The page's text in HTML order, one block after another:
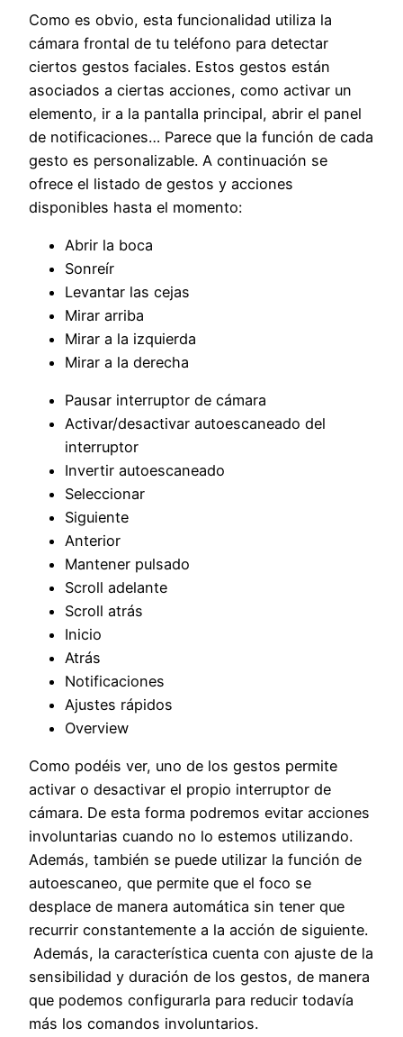
Como es obvio, esta funcionalidad utiliza la
cámara frontal de tu teléfono para detectar
ciertos gestos faciales. Estos gestos están
asociados a ciertas acciones, como activar un
elemento, ir a la pantalla principal, abrir el panel
de notificaciones… Parece que la función de cada
gesto es personalizable. A continuación se
ofrece el listado de gestos y acciones
disponibles hasta el momento:
Abrir la boca
Sonreír
Levantar las cejas
Mirar arriba
Mirar a la izquierda
Mirar a la derecha
Pausar interruptor de cámara
Activar/desactivar autoescaneado del
interruptor
Invertir autoescaneado
Seleccionar
Siguiente
Anterior
Mantener pulsado
Scroll adelante
Scroll atrás
Inicio
Atrás
Notificaciones
Ajustes rápidos
Overview
Como podéis ver, uno de los gestos permite
activar o desactivar el propio interruptor de
cámara. De esta forma podremos evitar acciones
involuntarias cuando no lo estemos utilizando.
Además, también se puede utilizar la función de
autoescaneo, que permite que el foco se
desplace de manera automática sin tener que
recurrir constantemente a la acción de siguiente.
Además, la característica cuenta con ajuste de la
sensibilidad y duración de los gestos, de manera
que podemos configurarla para reducir todavía
más los comandos involuntarios.